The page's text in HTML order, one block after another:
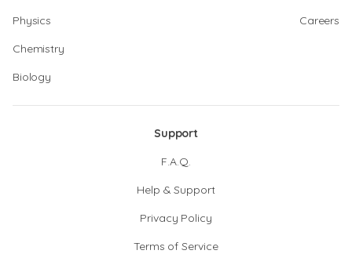
Physics
Chemistry
Biology
Careers
Support
F.A.Q.
Help & Support
Privacy Policy
Terms of Service